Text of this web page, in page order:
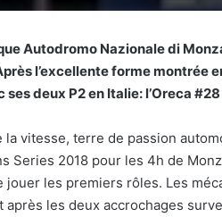
Autodromo Nazionale di
l’excellente forme montrée
deux P2 en Italie: l’Oreca
la vitesse, terre de passion
Series 2018 pour les 4h de
jouer les premiers rôles. Les
après les deux accrochages